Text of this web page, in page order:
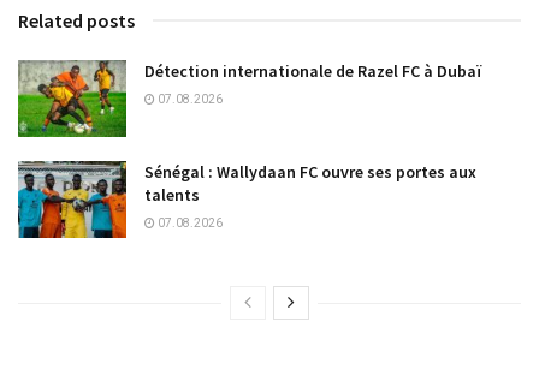
Related posts
Détection internationale de Razel FC à Dubaï
07.08.2026
Sénégal : Wallydaan FC ouvre ses portes aux
talents
07.08.2026